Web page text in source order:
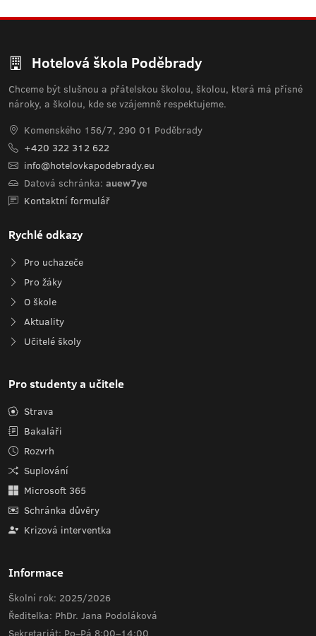
Hotelová škola Poděbrady
Chceme být slušnou a přátelskou školou, školou, která má přísné
nároky, a školou, kde se vzájemně respektujeme.
Komenského 156/7, 290 01 Poděbrady
+420 322 312 622
info@hotelovkapodebrady.eu
Datová schránka: auew7ye
Kontaktní formulář
Rychlé odkazy
Pro uchazeče
Pro žáky
O škole
Aktuality
Učitelé školy
Pro studenty a učitele
Strava
Bakaláři
Rozvrh
Suplování
Microsoft 365
Schránka důvěry
Krizová interventka
Informace
Školní rok: 2025/2026
Ředitelka: PhDr. Jana Podoláková
Sekretariát: Po–Pá 8:00–14:00